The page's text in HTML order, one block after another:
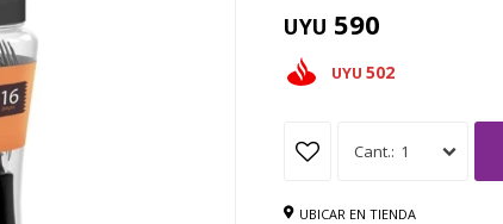
UYU 590
UYU 502
1
UBICAR EN TIENDA